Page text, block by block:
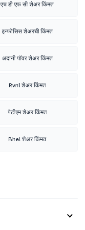
एच डी एफ सी शेअर किंमत
इन्फोसिस शेअरची किंमत
अदानी पॉवर शेअर किंमत
Rvnl शेअर किंमत
पेटीएम शेअर किंमत
Bhel शेअर किंमत